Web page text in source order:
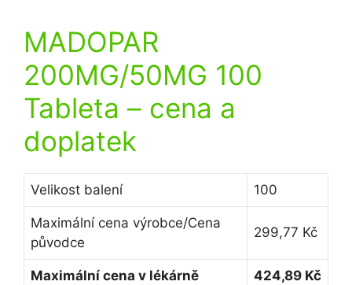
MADOPAR
200MG/50MG 100
Tableta – cena a
doplatek
Velikost balení 100
Maximální cena výrobce/Cena
původce
299,77 Kč
Maximální cena v lékárně 424,89 Kč